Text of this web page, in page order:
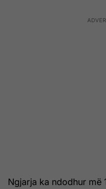
Ngjarja ka ndodhur më